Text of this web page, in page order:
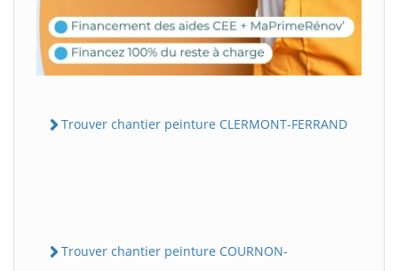
Trouver chantier peinture CLERMONT-FERRAND
Trouver chantier peinture COURNON-